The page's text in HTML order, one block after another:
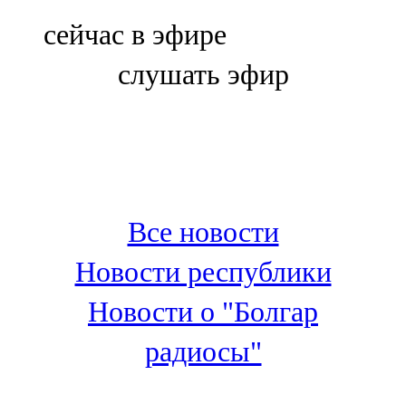
Болгар
100,3 FM
Зәй
106,6 FM
Кадыбаш
105,2 FM
сейчас в эфире
слушать эфир
Все новости
Новости республики
Новости о "Болгар
радиосы"